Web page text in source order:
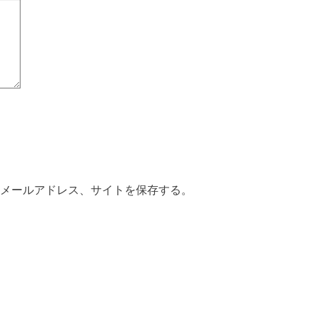
ールアドレス、サイトを保存する。